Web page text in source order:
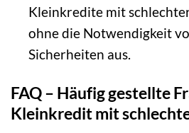
Kleinkredite mit
ohne die Notwendigkeit
Sicherheiten aus.
FAQ – Häufig gestellte
Kleinkredit mit